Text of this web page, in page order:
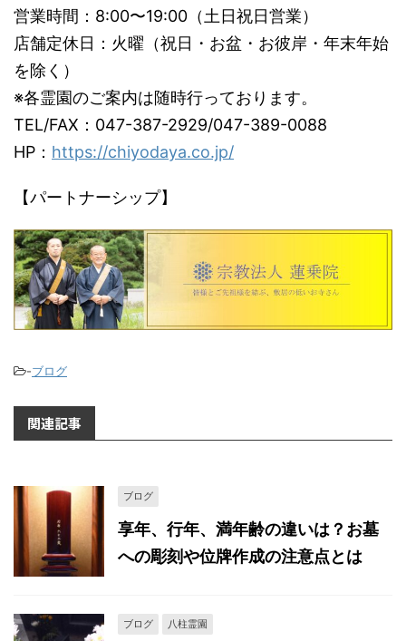
営業時間：8:00〜19:00（土日祝日営業）
店舗定休日：火曜（祝日・お盆・お彼岸・年末年始
を除く）
※各霊園のご案内は随時行っております。
TEL/FAX：047-387-2929/047-389-0088
HP： https://chiyodaya.co.jp/
【パートナーシップ】
-ブログ
関連記事
ブログ
享年、行年、満年齢の違いは？お墓
への彫刻や位牌作成の注意点とは
ブログ 八柱霊園